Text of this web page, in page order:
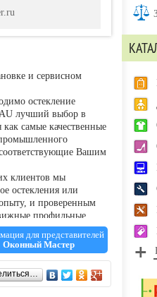
и сервисном
остекление
лучший выбор в
самые качественные
Вашим
клиентов мы
остекления или
и проверенным
профильные
холодный балкон
за клиентом, а мы
квартиры к
крыши, вынос балкона,
для представителей
Оконный Мастер